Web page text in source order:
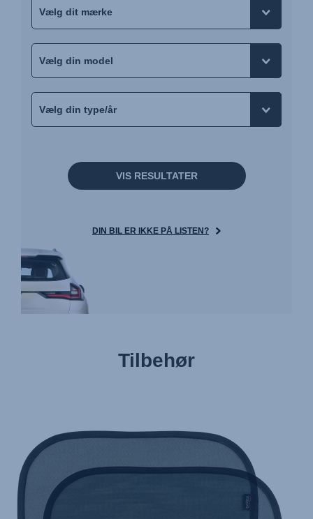
VIS RESULTATER
DIN BIL ER IKKE PÅ LISTEN?
Tilbehør